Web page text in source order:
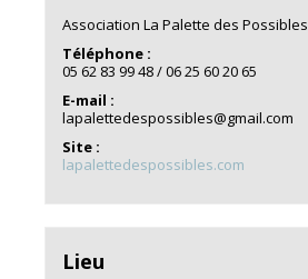
Association La Palette des Possibles
Téléphone :
05 62 83 99 48 / 06 25 60 20 65
E-mail :
lapalettedespossibles@gmail.com
Site :
lapalettedespossibles.com
Lieu